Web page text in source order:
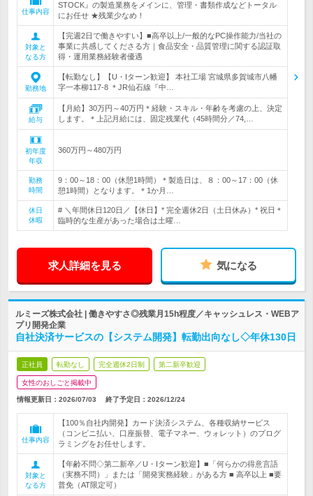
仕事内容
STOCK』の製造業務をメインに、管理・書類作成などトータル
にお任せ ★残業少なめ！
対象と
なる方
【完週2日で働きやすい】■高卒以上/一般的なPC操作能力/当社の
事業に共感してくださる方｜食品安全・品質管理に関する認証取
得・運用業務経験者優遇
勤務地
【転勤なし】【U・Iターン歓迎】 本社工場 宮城県多賀城市八幡
字一本柳117-8 ＊JR仙石線『中…
給与
【月給】30万円～40万円＊経験・スキル・年齢を考慮の上、決定
します。＊上記月給には、固定残業代（45時間分／74,…
初年度
年収
360万円～480万円
勤務
時間
9：00～18：00（休憩1時間）＊製造日は、８：00～17：00（休
憩1時間）となります。＊1か月…
休日
休暇
# ＼年間休日120日／【休日】* 完全週休2日（土日休み）* 祝日＊
臨時的な生産があった場合は土曜…
求人詳細を見る 気になる
ルミーズ株式会社 | 働きやすさ◎残業月15h程度／キャッシュレス・WEBア
プリ開発企業
自社決済サービスの【システム開発】転勤出向なし◇年休130日
正社員 転勤なし 完全週休2日制 第二新卒歓迎
女性のおしごと掲載中
情報更新日：2026/07/03 終了予定日： 2026/12/24
仕事内容
【100％自社内開発】カード決済システム、各種収納サービス
（コンビニ払い、口座振替、電子マネー、ウォレット）のプログ
ラミングをお任せします。
対象と
なる方
【年齢不問◇第二新卒／U・Iターン歓迎】■「何らかの得意言語
（実務不問）」または「開発実務経験」がある方 ■ 高卒以上 ■要
普免（AT限定可）